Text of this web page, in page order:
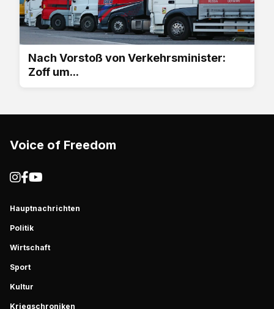
Nach Vorstoß von Verkehrsminister:
Zoff um...
Voice of Freedom
Hauptnachrichten
Politik
Wirtschaft
Sport
Kultur
Kriegschroniken